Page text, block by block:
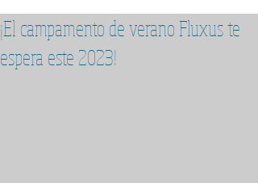
¡El campamento de verano Fluxus te
espera este 2023!